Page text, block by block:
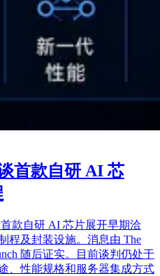
首款自研 AI 芯
款自研 AI 芯片展开早期洽
程及封装设施。消息由 The
随后证实。目前谈判仍处于
、性能规格和服务器集成方式